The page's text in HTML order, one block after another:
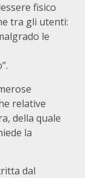
fisico
tra gli utenti:
le
relative
della quale
la
dal